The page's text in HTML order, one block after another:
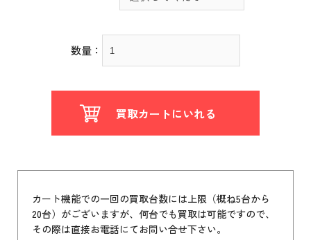
数量：
買取カートにいれる
カート機能での一回の買取台数には上限（概ね5台から
20台）がございますが、何台でも買取は可能ですので、
その際は直接お電話にてお問い合せ下さい。